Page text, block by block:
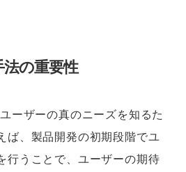
の重要性
ーザーの真のニーズを知るた
ば、製品開発の初期段階でユ
行うことで、ユーザーの期待